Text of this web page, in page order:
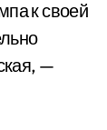
к своей
—